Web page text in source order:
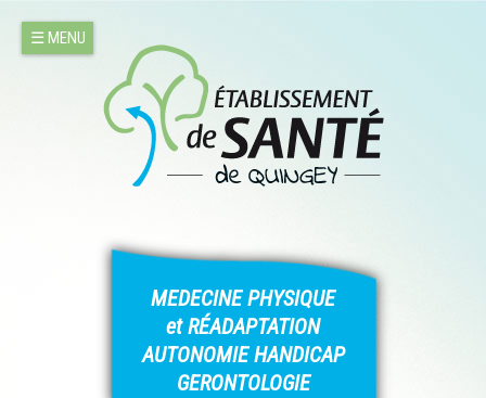
MEDECINE PHYSIQUE
et RÉADAPTATION
AUTONOMIE HANDICAP
GERONTOLOGIE
☰ MENU